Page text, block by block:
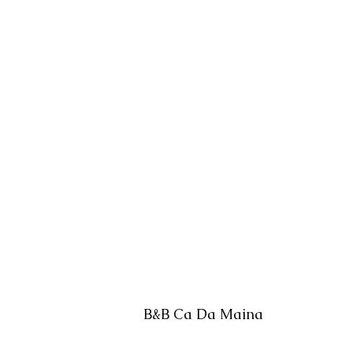
B&B Ca Da Maina